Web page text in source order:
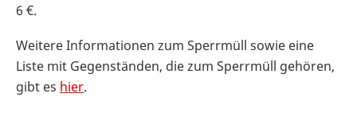
6 €.
Weitere Informationen zum Sperrmüll sowie eine
Liste mit Gegenständen, die zum Sperrmüll gehören,
gibt es hier.